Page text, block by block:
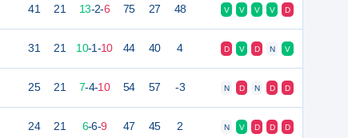
41 21 13-2-6 75 27 48 V V V V D
31 21 10-1-10 44 40 4 D V D N V
25 21 7-4-10 54 57 -3 N D N D D
24 21 6-6-9 47 45 2 N V D D D